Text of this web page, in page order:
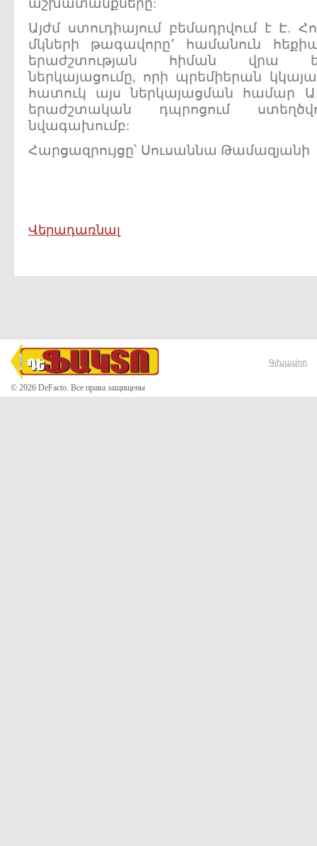
աշխատանքները:
Այժմ ստուդիայում բեմադրվում է Է.
մկների թագավորը՚ համանուն
երաժշտության հիման վրա
ներկայացումը, որի պրեմիերան
հատուկ այս ներկայացման համար
երաժշտական դպրոցում
նվագախումբ:
Հարցազրույցը՝ Սուսաննա Թամազյանի
Վերադառնալ
© 2026 DeFacto. Все права защищены
Գլխավոր